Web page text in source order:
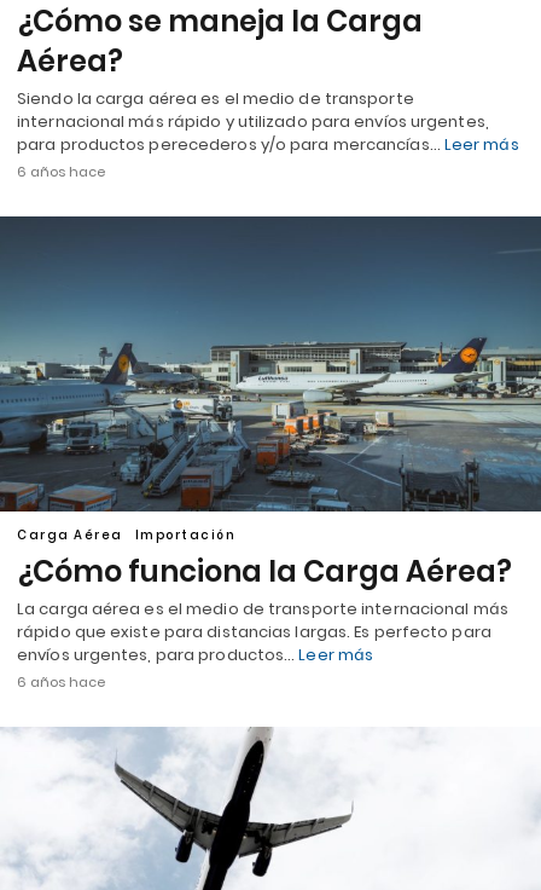
¿Cómo se maneja la Carga
Aérea?
Siendo la carga aérea es el medio de transporte
internacional más rápido y utilizado para envíos urgentes,
para productos perecederos y/o para mercancías… Leer más
6 años hace
Carga Aérea Importación
¿Cómo funciona la Carga Aérea?
La carga aérea es el medio de transporte internacional más
rápido que existe para distancias largas. Es perfecto para
envíos urgentes, para productos…Leer más
6 años hace